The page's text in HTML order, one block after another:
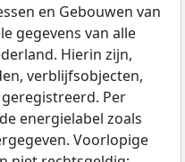
en Gebouwen van
gegevens van alle
Hierin zijn,
verblijfsobjecten,
Per
energielabel zoals
Voorlopige